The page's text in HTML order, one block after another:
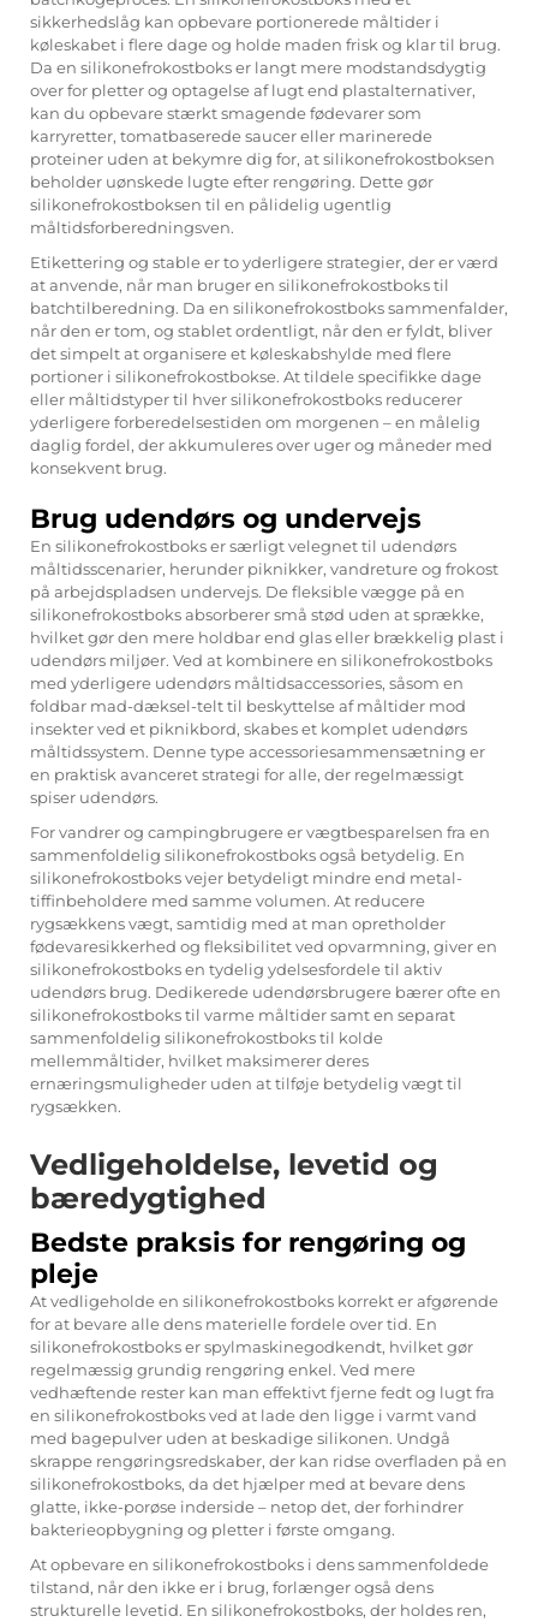
sikkerhedslåg kan opbevare portionerede måltider i
køleskabet i flere dage og holde maden frisk og klar til brug.
Da en silikonefrokostboks er langt mere modstandsdygtig
over for pletter og optagelse af lugt end plastalternativer,
kan du opbevare stærkt smagende fødevarer som
karryretter, tomatbaserede saucer eller marinerede
proteiner uden at bekymre dig for, at silikonefrokostboksen
beholder uønskede lugte efter rengøring. Dette gør
silikonefrokostboksen til en pålidelig ugentlig
måltidsforberedningsven.
Etikettering og stable er to yderligere strategier, der er værd
at anvende, når man bruger en silikonefrokostboks til
batchtilberedning. Da en silikonefrokostboks sammenfalder,
når den er tom, og stablet ordentligt, når den er fyldt, bliver
det simpelt at organisere et køleskabshylde med flere
portioner i silikonefrokostbokse. At tildele specifikke dage
eller måltidstyper til hver silikonefrokostboks reducerer
yderligere forberedelsestiden om morgenen – en målelig
daglig fordel, der akkumuleres over uger og måneder med
konsekvent brug.
Brug udendørs og undervejs
En silikonefrokostboks er særligt velegnet til udendørs
måltidsscenarier, herunder piknikker, vandreture og frokost
på arbejdspladsen undervejs. De fleksible vægge på en
silikonefrokostboks absorberer små stød uden at sprække,
hvilket gør den mere holdbar end glas eller brækkelig plast i
udendørs miljøer. Ved at kombinere en silikonefrokostboks
med yderligere udendørs måltidsaccessories, såsom en
foldbar mad-dæksel-telt til beskyttelse af måltider mod
insekter ved et piknikbord, skabes et komplet udendørs
måltidssystem. Denne type accessoriesammensætning er
en praktisk avanceret strategi for alle, der regelmæssigt
spiser udendørs.
For vandrer og campingbrugere er vægtbesparelsen fra en
sammenfoldelig silikonefrokostboks også betydelig. En
silikonefrokostboks vejer betydeligt mindre end metal-
tiffinbeholdere med samme volumen. At reducere
rygsækkens vægt, samtidig med at man opretholder
fødevaresikkerhed og fleksibilitet ved opvarmning, giver en
silikonefrokostboks en tydelig ydelsesfordele til aktiv
udendørs brug. Dedikerede udendørsbrugere bærer ofte en
silikonefrokostboks til varme måltider samt en separat
sammenfoldelig silikonefrokostboks til kolde
mellemmåltider, hvilket maksimerer deres
ernæringsmuligheder uden at tilføje betydelig vægt til
rygsækken.
Vedligeholdelse, levetid og
bæredygtighed
Bedste praksis for rengøring og
pleje
At vedligeholde en silikonefrokostboks korrekt er afgørende
for at bevare alle dens materielle fordele over tid. En
silikonefrokostboks er spylmaskinegodkendt, hvilket gør
regelmæssig grundig rengøring enkel. Ved mere
vedhæftende rester kan man effektivt fjerne fedt og lugt fra
en silikonefrokostboks ved at lade den ligge i varmt vand
med bagepulver uden at beskadige silikonen. Undgå
skrappe rengøringsredskaber, der kan ridse overfladen på en
silikonefrokostboks, da det hjælper med at bevare dens
glatte, ikke-porøse inderside – netop det, der forhindrer
bakterieopbygning og pletter i første omgang.
At opbevare en silikonefrokostboks i dens sammenfoldede
tilstand, når den ikke er i brug, forlænger også dens
strukturelle levetid. En silikonefrokostboks, der holdes ren,